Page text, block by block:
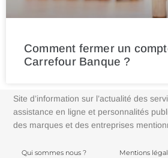
Comment fermer un
Carrefour Banque ?
Site d’information sur l’actualité des
assistance en ligne et personnalités
des marques et des entreprises
Qui sommes nous ? Mentions